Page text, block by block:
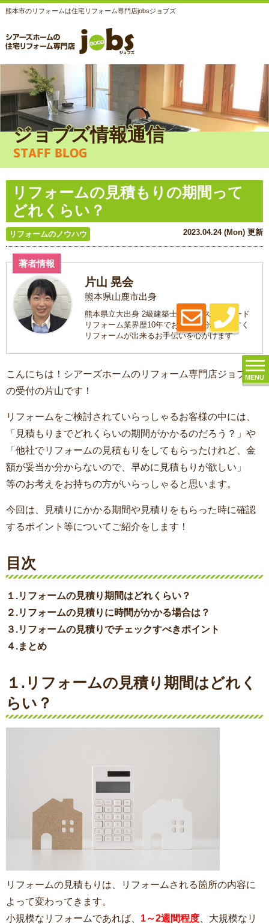
熊本市のリフォームは住宅リフォーム専門店jobsジョブズ
MENU
ジョブズ情報通信
STAFF BLOG
リフォームの見積もりの期間って
どれくらい？
リフォームのノウハウ 2023.04.24 (Mon) 更新
著者情報
片山 晃会
熊本県山鹿市出身
熊本県立大出身 2級建築士 趣味はスノーボード
リフォーム業界歴10年でお客様が分かりやすく
リフォームが出来るお手伝いを心がけます
こんにちは！シアーズホームのリフォーム専門店ジョブズ
の受付の片山です！
リフォームをご検討されていらっしゃるお客様の中には、
「見積もりまでどれくらいの期間がかかるのだろう？」や
「他社でリフォームの見積もりをしてもらったけれど、金
額が妥当か分からないので、早めに見積もりが欲しい」
等のお考えをお持ちの方がいらっしゃると思います。
今回は、見積りにかかる期間や見積りをもらった時に確認
するポイント等についてご紹介をします！
目次
１.リフォームの見積り期間はどれくらい？
２.リフォームの見積りに時間がかかる場合は？
３.リフォームの見積りでチェックすべきポイント
４.まとめ
１.リフォームの見積り期間はどれく
らい？
リフォームの見積もりは、リフォームされる箇所の内容に
よって変わってきます。
小規模なリフォームであれば、 1～2週間程度 、大規模なリ